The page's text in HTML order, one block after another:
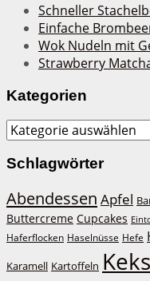
Schneller
Einfache
Wok Nudeln mit
Strawberry
Kategorien
Kategorien
Schlagwörter
Abendessen Apfel
Buttercreme Cupcakes
Haferflocken Haselnüsse Hefe
Karamell Kartoffeln